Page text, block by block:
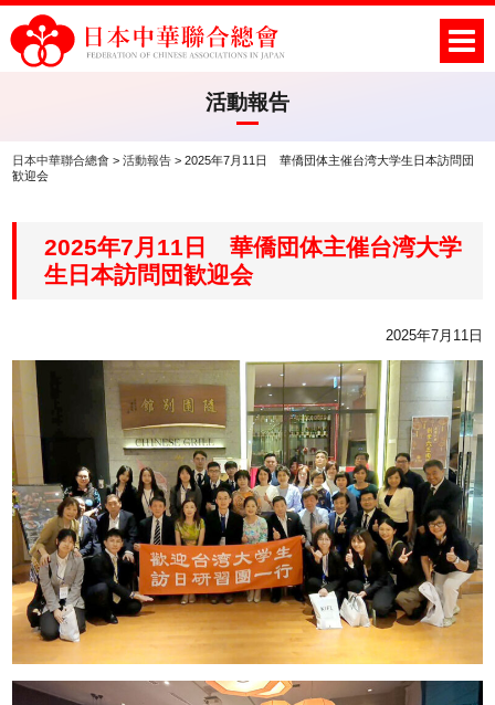
活動報告
日本中華聯合總會 >活動報告 >2025年7月11日 華僑団体主催台湾大学生日本訪問団
歓迎会
2025年7月11日 華僑団体主催台湾大学
生日本訪問団歓迎会
2025年7月11日